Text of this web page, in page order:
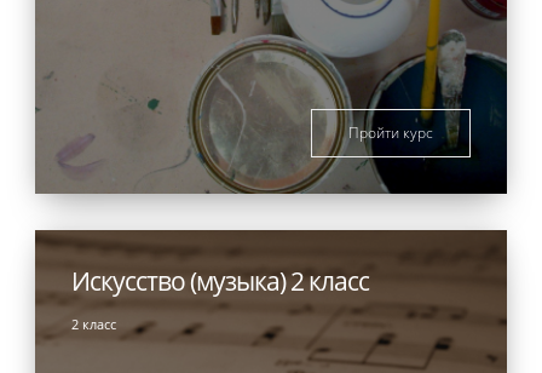
Пройти курс
Искусство (музыка) 2 класс
2 класс